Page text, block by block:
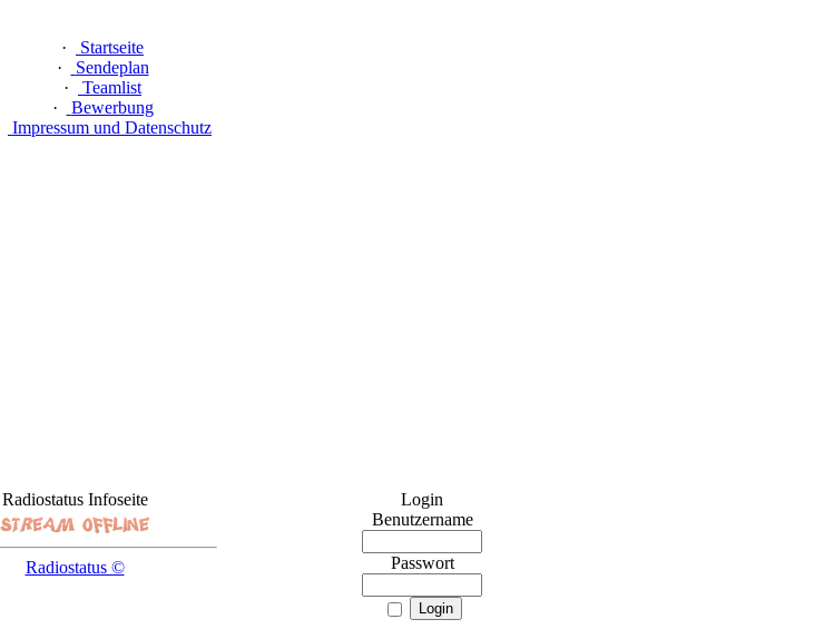
·
Startseite
·
Sendeplan
·
Teamlist
·
Bewerbung
Impressum und Datenschutz
Radiostatus Infoseite
Radiostatus ©
Login
Benutzername
Passwort